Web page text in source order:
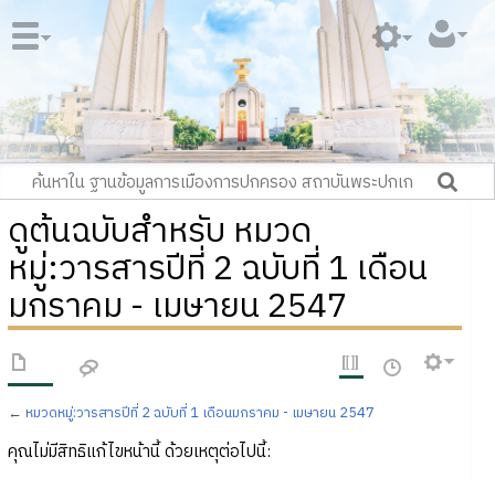
ดูต้นฉบับสำหรับ หมวด
หมู่:วารสารปีที่ 2 ฉบับที่ 1 เดือน
มกราคม - เมษายน 2547
← หมวดหมู่:วารสารปีที่ 2 ฉบับที่ 1 เดือนมกราคม - เมษายน 2547
คุณไม่มีสิทธิแก้ไขหน้านี้ ด้วยเหตุต่อไปนี้: